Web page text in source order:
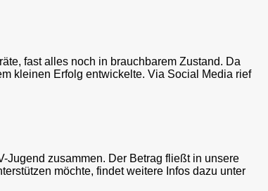
fast alles noch in brauchbarem Zustand. Da
kleinen Erfolg entwickelte. Via Social Media rief
Jugend zusammen. Der Betrag fließt in unsere
möchte, findet weitere Infos dazu unter